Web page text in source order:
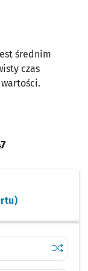
Sprawdź
średnim
czas